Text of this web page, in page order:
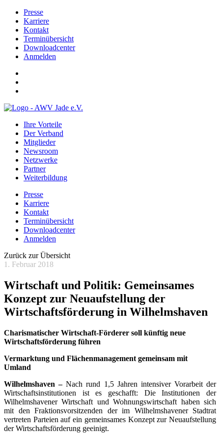
Presse
Karriere
Kontakt
Terminübersicht
Downloadcenter
Anmelden
Ihre Vorteile
Der Verband
Mitglieder
Newsroom
Netzwerke
Partner
Weiterbildung
Presse
Karriere
Kontakt
Terminübersicht
Downloadcenter
Anmelden
Zurück zur Übersicht
1. Februar 2018
Wirtschaft und Politik: Gemeinsames
Konzept zur Neuaufstellung der
Wirtschaftsförderung in Wilhelmshaven
Charismatischer Wirtschaft-Förderer soll künftig neue
Wirtschaftsförderung führen
Vermarktung und Flächenmanagement gemeinsam mit
Umland
Wilhelmshaven –Nach rund 1,5 Jahren intensiver Vorarbeit der
Wirtschaftsinstitutionen ist es geschafft: Die Institutionen der
Wilhelmshavener Wirtschaft und Wohnungswirtschaft haben sich
mit den Fraktionsvorsitzenden der im Wilhelmshavener Stadtrat
vertreten Parteien auf ein gemeinsames Konzept zur Neuaufstellung
der Wirtschaftsförderung geeinigt.